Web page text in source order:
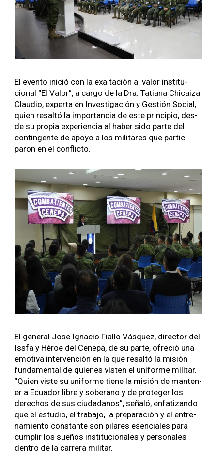
El even­to ini­ció con la exaltación al val­or insti­tu­
cional “El Val­or”, a car­go de la Dra. Tatiana Chi­caiza
Clau­dio, exper­ta en Inves­ti­gación y Gestión Social,
quien resaltó la impor­tan­cia de este prin­ci­pio, des­
de su propia expe­ri­en­cia al haber sido parte del
con­tin­gente de apoyo a los mil­itares que par­tic­i­
paron en el con­flic­to.
El gen­er­al Jose Igna­cio Fial­lo Vásquez, direc­tor del
Iss­fa y Héroe del Cenepa, de su parte, ofre­ció una
emo­ti­va inter­ven­ción en la que resaltó la mis­ión
fun­da­men­tal de quienes vis­ten el uni­forme mil­i­tar.
“Quien viste su uni­forme tiene la mis­ión de man­ten­
er a Ecuador libre y sober­a­no y de pro­te­ger los
dere­chos de sus ciu­dadanos”, señaló, enfa­ti­zan­do
que el estu­dio, el tra­ba­jo, la preparación y el entre­
namien­to con­stante son pilares esen­ciales para
cumplir los sueños insti­tu­cionales y per­son­ales
den­tro de la car­rera mil­i­tar.